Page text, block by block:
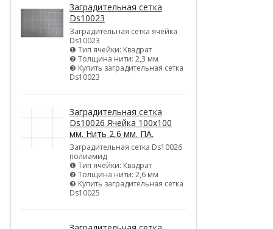
Заградительная сетка
Ds10023
Заградительная сетка ячейка
Ds10023
❶ Тип ячейки: Квадрат
❷ Толщина нити: 2,3 мм
❸ Купить заградительная сетка
Ds10023
Заградительная сетка
Ds10026 Ячейка 100х100
мм. Нить 2,6 мм. ПА.
Заградительная сетка Ds10026
полиамид
❶ Тип ячейки: Квадрат
❷ Толщина нити: 2,6 мм
❸ Купить заградительная сетка
Ds10025